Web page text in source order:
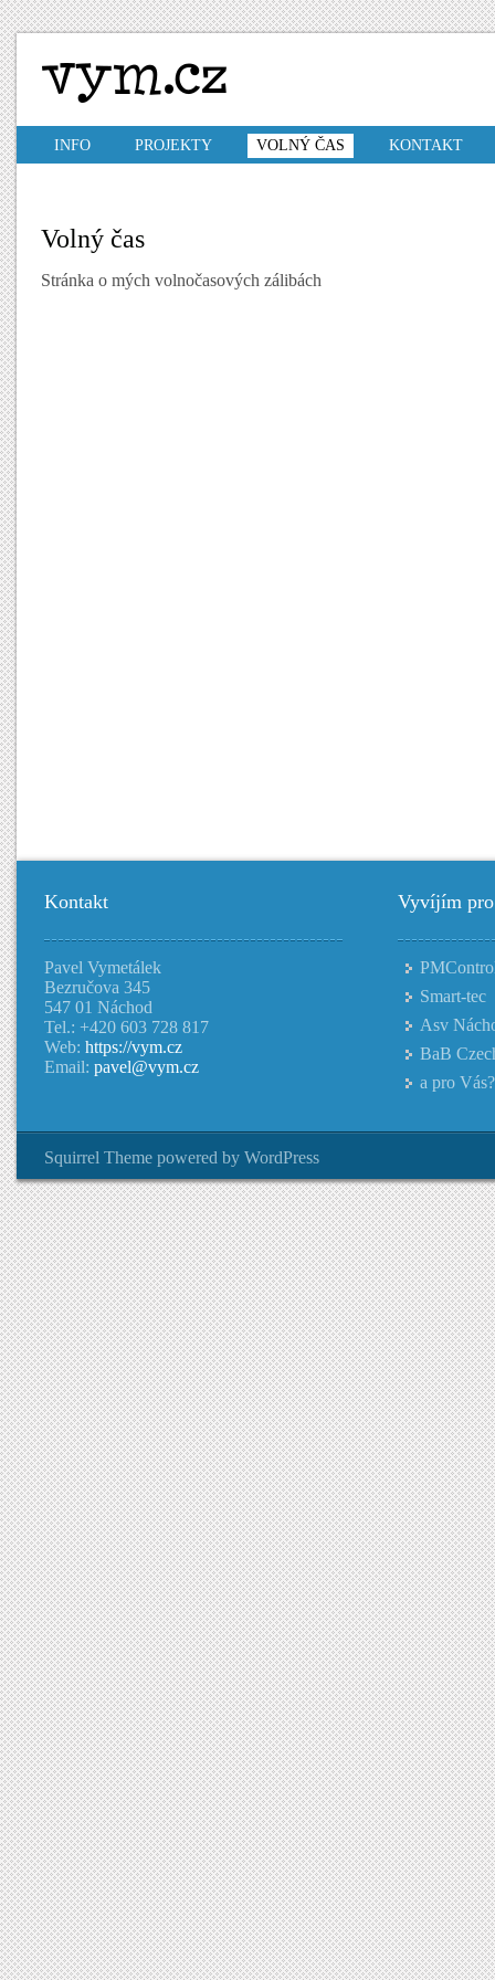
INFO PROJEKTY VOLNÝ ČAS KONTAKT
Volný čas
Stránka o mých volnočasových zálibách
Kontakt
Pavel Vymetálek
Bezručova 345
547 01 Náchod
Tel.: +420 603 728 817
Web: https://vym.cz
Email: pavel@vym.cz
Vyvíjím pro
Smart-tec
Asv
BaB
a pro Vás?
Squirrel Theme powered by WordPress